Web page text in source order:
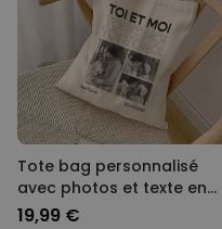
Tote bag personnalisé
avec photos et texte en
noir et blanc
19,99 €